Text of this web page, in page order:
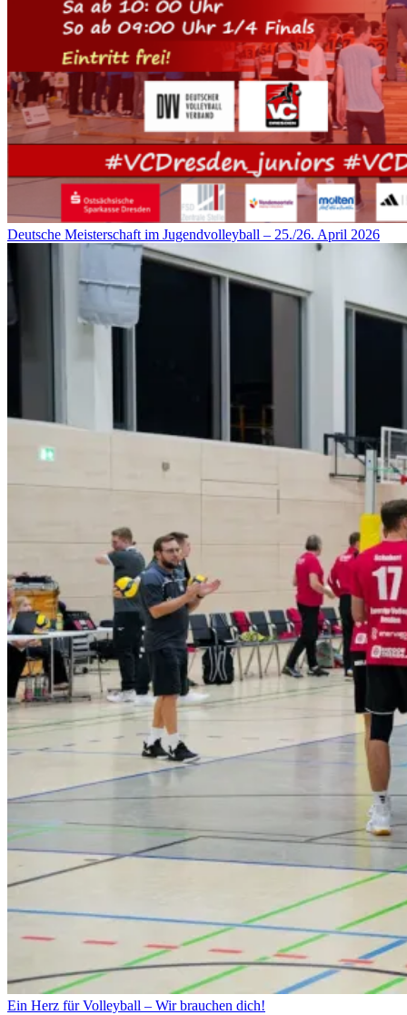
Deutsche Meisterschaft im Jugendvolleyball – 25./26. April 2026
Ein Herz für Volleyball – Wir brauchen dich!